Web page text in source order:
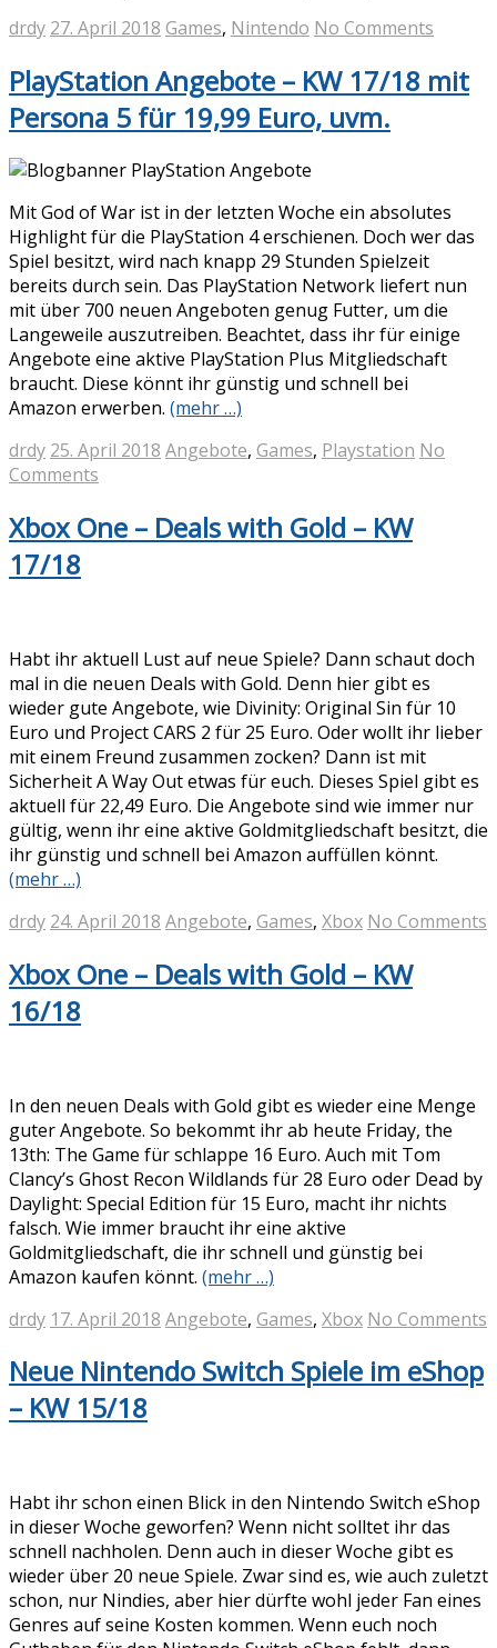
drdy 27. April 2018 Games, Nintendo No Comments
PlayStation Angebote – KW 17/18 mit
Persona 5 für 19,99 Euro, uvm.
Mit God of War ist in der letzten Woche ein absolutes
Highlight für die PlayStation 4 erschienen. Doch wer das
Spiel besitzt, wird nach knapp 29 Stunden Spielzeit
bereits durch sein. Das PlayStation Network liefert nun
mit über 700 neuen Angeboten genug Futter, um die
Langeweile auszutreiben. Beachtet, dass ihr für einige
Angebote eine aktive PlayStation Plus Mitgliedschaft
braucht. Diese könnt ihr günstig und schnell bei
Amazon erwerben. (mehr …)
drdy 25. April 2018 Angebote, Games, Playstation No
Comments
Xbox One – Deals with Gold – KW
17/18
Habt ihr aktuell Lust auf neue Spiele? Dann schaut doch
mal in die neuen Deals with Gold. Denn hier gibt es
wieder gute Angebote, wie Divinity: Original Sin für 10
Euro und Project CARS 2 für 25 Euro. Oder wollt ihr lieber
mit einem Freund zusammen zocken? Dann ist mit
Sicherheit A Way Out etwas für euch. Dieses Spiel gibt es
aktuell für 22,49 Euro. Die Angebote sind wie immer nur
gültig, wenn ihr eine aktive Goldmitgliedschaft besitzt, die
ihr günstig und schnell bei Amazon auffüllen könnt.
(mehr …)
drdy 24. April 2018 Angebote, Games, Xbox No Comments
Xbox One – Deals with Gold – KW
16/18
In den neuen Deals with Gold gibt es wieder eine Menge
guter Angebote. So bekommt ihr ab heute Friday, the
13th: The Game für schlappe 16 Euro. Auch mit Tom
Clancy’s Ghost Recon Wildlands für 28 Euro oder Dead by
Daylight: Special Edition für 15 Euro, macht ihr nichts
falsch. Wie immer braucht ihr eine aktive
Goldmitgliedschaft, die ihr schnell und günstig bei
Amazon kaufen könnt. (mehr …)
drdy 17. April 2018 Angebote, Games, Xbox No Comments
Neue Nintendo Switch Spiele im eShop
– KW 15/18
Habt ihr schon einen Blick in den Nintendo Switch eShop
in dieser Woche geworfen? Wenn nicht solltet ihr das
schnell nachholen. Denn auch in dieser Woche gibt es
wieder über 20 neue Spiele. Zwar sind es, wie auch zuletzt
schon, nur Nindies, aber hier dürfte wohl jeder Fan eines
Genres auf seine Kosten kommen. Wenn euch noch